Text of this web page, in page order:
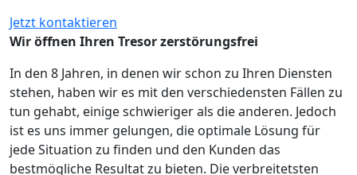
Jetzt kontaktieren
Wir öffnen Ihren Tresor zerstörungsfrei
In den 8 Jahren, in denen wir schon zu Ihren Diensten
stehen, haben wir es mit den verschiedensten Fällen zu
tun gehabt, einige schwieriger als die anderen. Jedoch
ist es uns immer gelungen, die optimale Lösung für
jede Situation zu finden und den Kunden das
bestmögliche Resultat zu bieten. Die verbreitetsten